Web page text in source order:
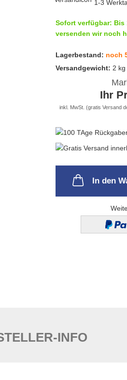
1-3
Sofort verfügbar: Bis
versenden wir noch
Lagerbestand: noch
Versandgewicht: 2
Ihr
inkl. MwSt. (gratis Versand
In den
INFO